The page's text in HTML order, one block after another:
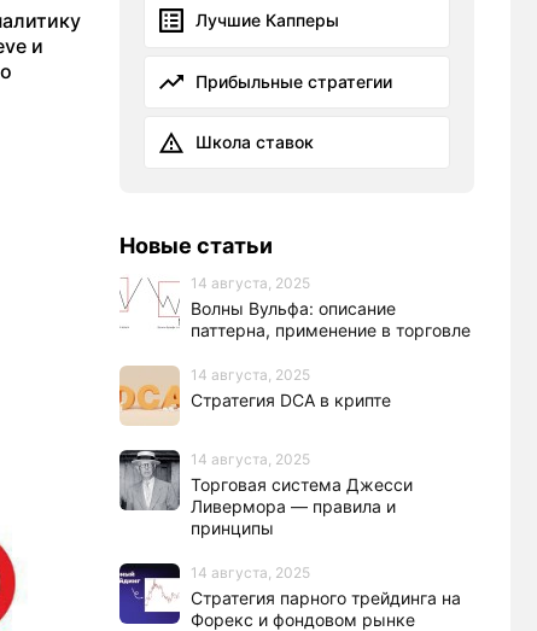
и
Лучшие Капперы
Прибыльные стратегии
Школа ставок
Новые статьи
14 августа, 2025
Волны Вульфа: описание
паттерна, применение в торговле
14 августа, 2025
Стратегия DCA в крипте
14 августа, 2025
Торговая система Джесси
Ливермора — правила и
принципы
14 августа, 2025
Стратегия парного трейдинга на
Форекс и фондовом рынке